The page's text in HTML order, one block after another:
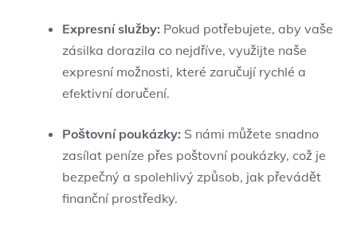
Expresní služby: Pokud potřebujete, aby vaše
zásilka dorazila co nejdříve, využijte naše
expresní možnosti, které zaručují rychlé a
efektivní doručení.
Poštovní poukázky: S námi můžete snadno
zasílat peníze přes poštovní poukázky, což je
bezpečný a spolehlivý způsob, jak převádět
finanční prostředky.